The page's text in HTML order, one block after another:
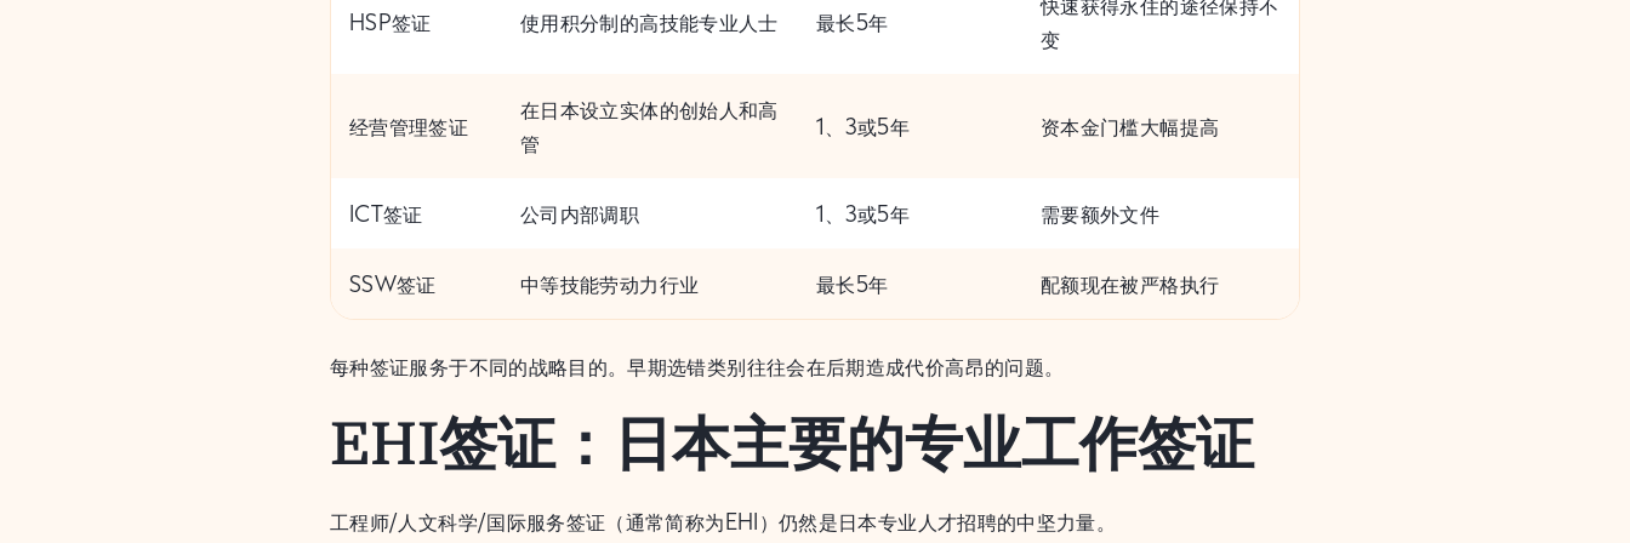
HSP签证 使用积分制的高技能专业人士 最长5年
变
经营管理签证
在日本设立实体的创始人和高
管
1、3或5年 资本金门槛大幅提高
ICT签证 公司内部调职 1、3或5年 需要额外文件
SSW签证 中等技能劳动力行业 最长5年 配额现在被严格执行
每种签证服务于不同的战略目的。早期选错类别往往会在后期造成代价高昂的问题。
EHI签证：日本主要的专业工作签证
工程师/人文科学/国际服务签证（通常简称为EHI）仍然是日本专业人才招聘的中坚力量。